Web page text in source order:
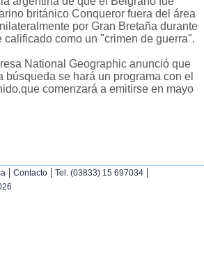
británico Conqueror fuera del área
por Gran Bretaña durante
calificado como un "crimen de guerra".
National Geographic anunció que
búsqueda se hará un programa con el
comenzará a emitirse en mayo
| Contacto | Tel. (03833) 15 697034 |